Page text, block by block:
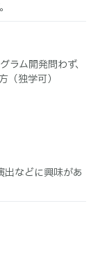
ラム開発問わず、
（独学可）
出などに興味があ